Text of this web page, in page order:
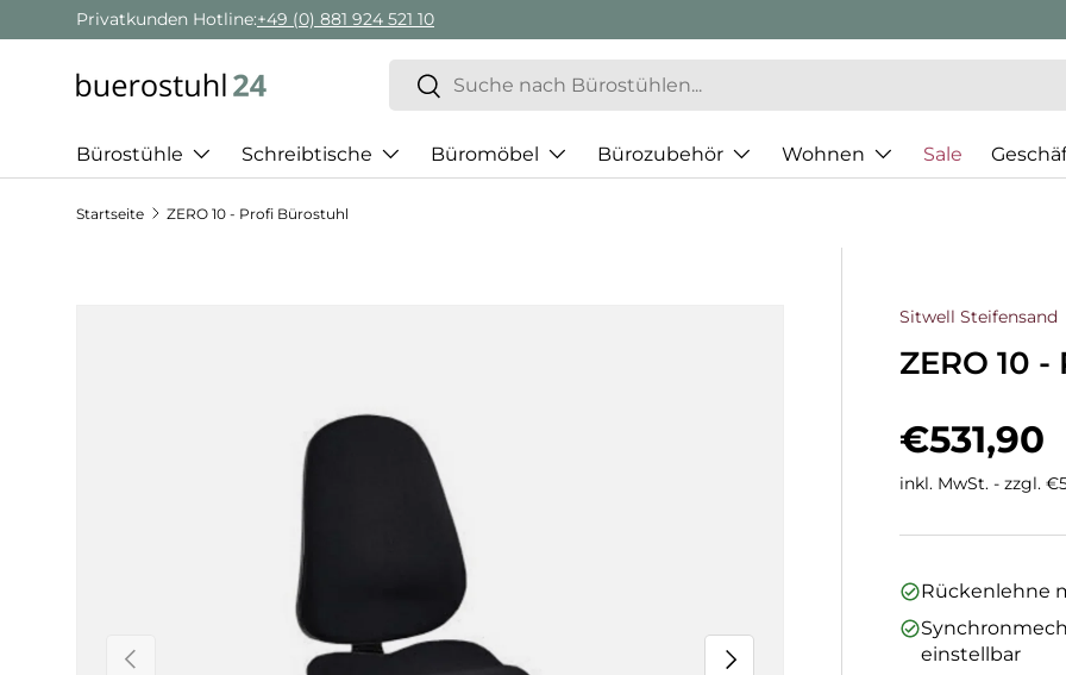
Direkt zum Inhalt
Privatkunden Hotline:+49 (0) 881 924 521 10
Suchen
Suchen
Bürostühle Schreibtische Büromöbel Bürozubehör Wohnen Sale
Startseite ZERO 10 - Profi Bürostuhl
Vorherige Nächste
Sitwell Steifensand
ZERO 10
€531,90
inkl. MwSt. - zzgl.
Rückenlehne
einstellbar